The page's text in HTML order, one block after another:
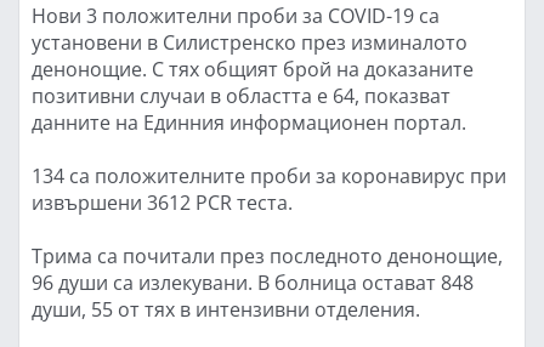
Нови 3 положителни проби за COVID-19 са
установени в Силистренско през изминалото
денонощие. С тях общият брой на доказаните
позитивни случаи в областта е 64, показват
данните на Единния информационен портал.
134 са положителните проби за коронавирус при
извършени 3612 PCR теста.
Трима са почитали през последното денонощие,
96 души са излекувани. В болница остават 848
души, 55 от тях в интензивни отделения.